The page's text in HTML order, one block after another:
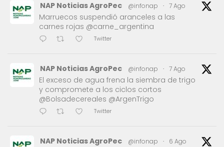
NAP Noticias AgroPec @infonap · 7 Ago
Marruecos suspendió aranceles a las
carnes rojas @carne_argentina
Twitter
NAP Noticias AgroPec @infonap · 7 Ago
El exceso de agua frena la siembra de trigo
y compromete a los ciclos cortos
@Bolsadecereales @ArgenTrigo
Twitter
NAP Noticias AgroPec @infonap · 6 Ago